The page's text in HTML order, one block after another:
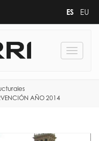
ES EU
Toggle
AÑO 2014